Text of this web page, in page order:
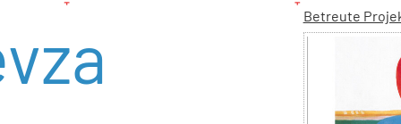
Betreute